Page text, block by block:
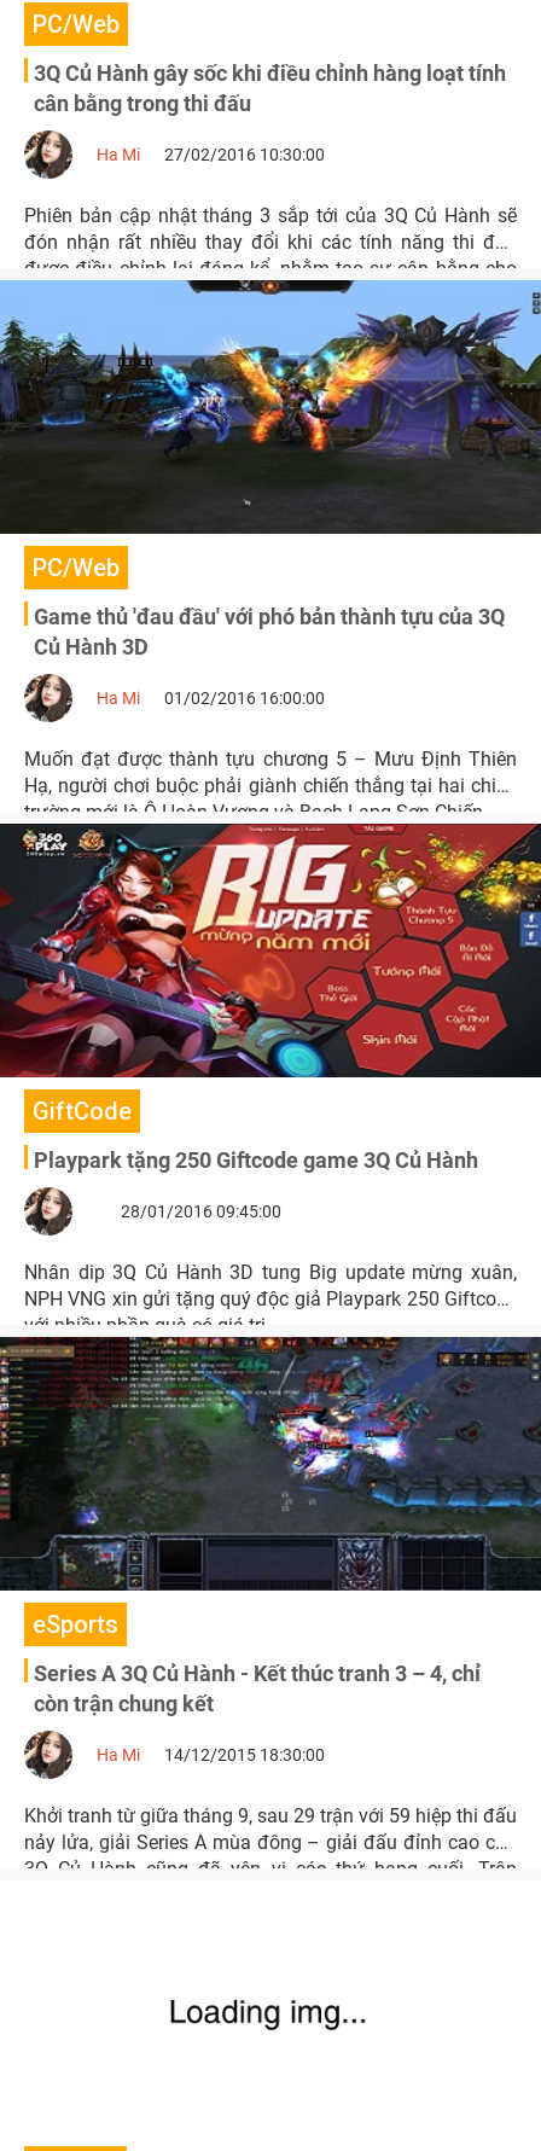
PC/Web
3Q Củ Hành gây sốc khi điều chỉnh hàng loạt tính
cân bằng trong thi đấu
Ha Mi 27/02/2016 10:30:00
Phiên bản cập nhật tháng 3 sắp tới của 3Q Củ Hành sẽ
đón nhận rất nhiều thay đổi khi các tính năng thi đấu
được điều chỉnh lại đáng kể, nhằm tạo sự cân bằng cho
PC/Web
Game thủ 'đau đầu' với phó bản thành tựu của 3Q
Củ Hành 3D
Ha Mi 01/02/2016 16:00:00
Muốn đạt được thành tựu chương 5 – Mưu Định Thiên
Hạ, người chơi buộc phải giành chiến thắng tại hai chiến
trường mới là Ô Hoàn Vương và Bạch Lang Sơn Chiến.
GiftCode
Playpark tặng 250 Giftcode game 3Q Củ Hành
28/01/2016 09:45:00
Nhân dip 3Q Củ Hành 3D tung Big update mừng xuân,
NPH VNG xin gửi tặng quý độc giả Playpark 250 Giftcode
với nhiều phần quà có giá trị.
eSports
Series A 3Q Củ Hành - Kết thúc tranh 3 – 4, chỉ
còn trận chung kết
Ha Mi 14/12/2015 18:30:00
Khởi tranh từ giữa tháng 9, sau 29 trận với 59 hiệp thi đấu
nảy lửa, giải Series A mùa đông – giải đấu đỉnh cao của
3Q Củ Hành cũng đã yên vị các thứ hạng cuối. Trận